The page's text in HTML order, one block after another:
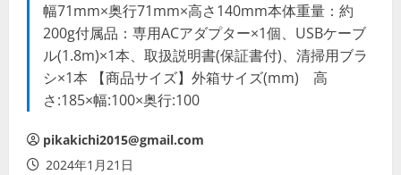
幅71mm×奥行71mm×高さ140mm本体重量：約
200g付属品：専用ACアダプター×1個、USBケーブ
ル(1.8m)×1本、取扱説明書(保証書付)、清掃用ブラ
シ×1本 【商品サイズ】外箱サイズ(mm) 高
さ:185×幅:100×奥行:100
pikakichi2015@gmail.com
2024年1月21日